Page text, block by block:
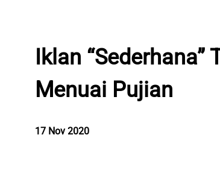
Iklan
Menuai Pujian
17 Nov 2020